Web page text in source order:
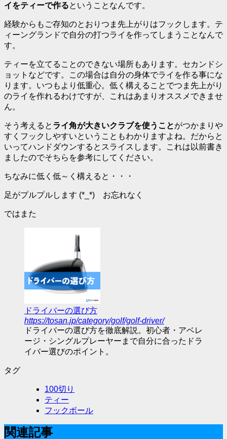
イをティーで作るということなんです。
経験からもご存知のとおりつま先上がりはフックします。テ
ィーングランドで自分の打つライを作ってしまうことなんで
す。
ティーを立てることのできない場所もあります。セカンドシ
ョットなどです。この場合は自分の身体でライを作る事にな
ります。いつもより低重心。低く構えることでつま先上がり
のライを作れるわけですが、これはあまりオススメできませ
ん。
そう考えると ライ角が大きいクラブを使うことがつかまりや
すくフックしやすいということもわかりますよね。だからと
いってハンドダウンするとスライスします。これは以前書き
ましたのでそちらを参考にしてください。
ちなみに低く低～く構えると・・・
足がプルプルします (*_*) お忘れなく
ではまた
ドライバーの選び方
https://tosan.jp/category/golf/golf-driver/
ドライバーの選び方を徹底解説。初心者・アベレ
ージ・シングルプレーヤーまで自分に合ったドラ
イバー選びのポイント。
タグ
100切り
ティー
フックボール
関連記事